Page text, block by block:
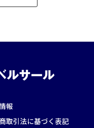
報
取引法に基づく表記
示会・販売会
索
ットする